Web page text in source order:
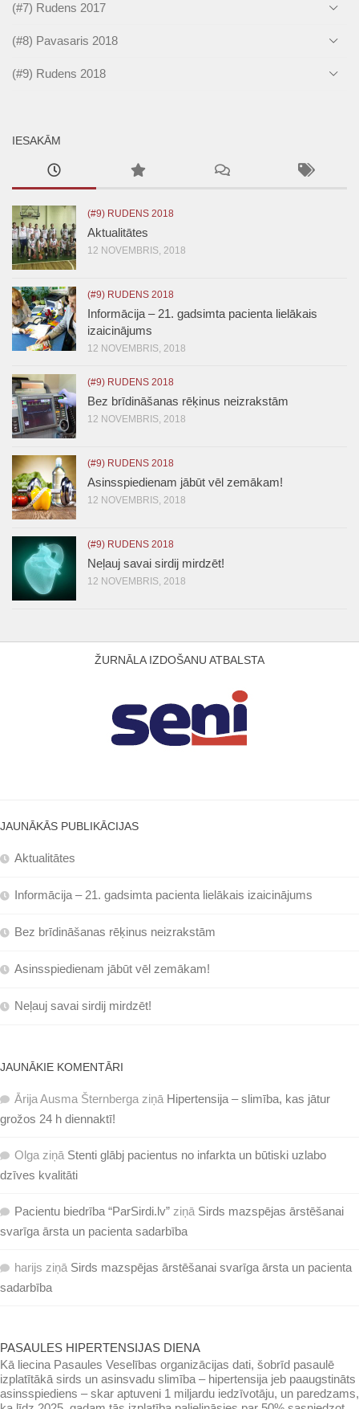
(#7) Rudens 2017
(#8) Pavasaris 2018
(#9) Rudens 2018
IESAKĀM
(#9) RUDENS 2018
Aktualitātes
12 NOVEMBRIS, 2018
(#9) RUDENS 2018
Informācija – 21. gadsimta pacienta lielākais
izaicinājums
12 NOVEMBRIS, 2018
(#9) RUDENS 2018
Bez brīdināšanas rēķinus neizrakstām
12 NOVEMBRIS, 2018
(#9) RUDENS 2018
Asinsspiedienam jābūt vēl zemākam!
12 NOVEMBRIS, 2018
(#9) RUDENS 2018
Neļauj savai sirdij mirdzēt!
12 NOVEMBRIS, 2018
ŽURNĀLA IZDOŠANU ATBALSTA
JAUNĀKĀS PUBLIKĀCIJAS
Aktualitātes
Informācija – 21. gadsimta pacienta lielākais izaicinājums
Bez brīdināšanas rēķinus neizrakstām
Asinsspiedienam jābūt vēl zemākam!
Neļauj savai sirdij mirdzēt!
JAUNĀKIE KOMENTĀRI
Ārija Ausma Šternberga ziņā Hipertensija – slimība, kas jātur
grožos 24 h diennaktī!
Olga ziņā Stenti glābj pacientus no infarkta un būtiski uzlabo
dzīves kvalitāti
Pacientu biedrība “ParSirdi.lv” ziņā Sirds mazspējas ārstēšanai
svarīga ārsta un pacienta sadarbība
harijs ziņā Sirds mazspējas ārstēšanai svarīga ārsta un pacienta
sadarbība
PASAULES HIPERTENSIJAS DIENA
Kā liecina Pasaules Veselības organizācijas dati, šobrīd pasaulē
izplatītākā sirds un asinsvadu slimība – hipertensija jeb paaugstināts
asinsspiediens – skar aptuveni 1 miljardu iedzīvotāju, un paredzams,